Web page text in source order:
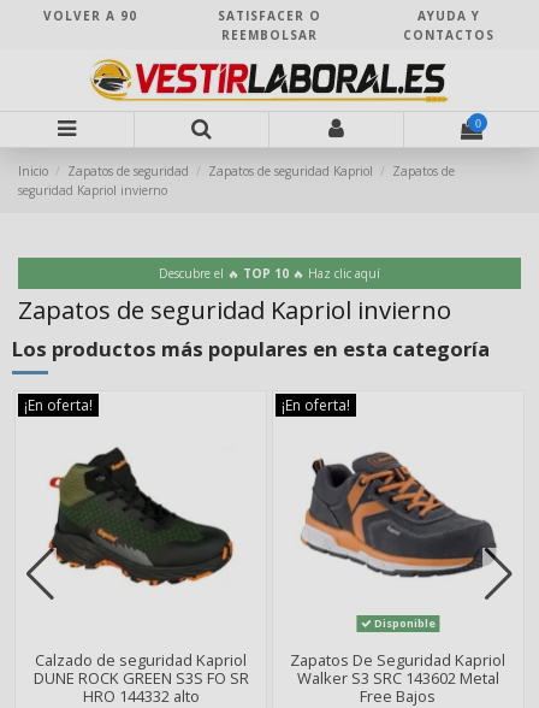
VOLVER A 90
SATISFACER O
REEMBOLSAR
AYUDA Y
CONTACTOS
0
Inicio Zapatos de seguridad Zapatos de seguridad Kapriol
Zapatos de
seguridad Kapriol invierno
Descubre el 🔥 TOP 10 🔥 Haz clic aquí
Zapatos de seguridad Kapriol invierno
Los productos más populares en esta categoría
¡En oferta!
Calzado de seguridad Kapriol
DUNE ROCK GREEN S3S FO SR
HRO 144332 alto
¡En oferta!
Disponible
Zapatos De Seguridad Kapriol
Walker S3 SRC 143602 Metal
Free Bajos